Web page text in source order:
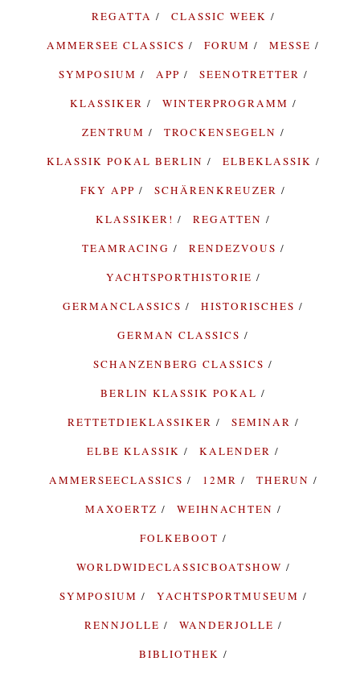
REGATTA
CLASSIC WEEK
AMMERSEE CLASSICS
FORUM
MESSE
SYMPOSIUM
APP
SEENOTRETTER
KLASSIKER
WINTERPROGRAMM
ZENTRUM
TROCKENSEGELN
KLASSIK POKAL BERLIN
ELBEKLASSIK
FKY APP
SCHÄRENKREUZER
KLASSIKER!
REGATTEN
TEAMRACING
RENDEZVOUS
YACHTSPORTHISTORIE
GERMANCLASSICS
HISTORISCHES
GERMAN CLASSICS
SCHANZENBERG CLASSICS
BERLIN KLASSIK POKAL
RETTETDIEKLASSIKER
SEMINAR
ELBE KLASSIK
KALENDER
AMMERSEECLASSICS
12MR
THERUN
MAXOERTZ
WEIHNACHTEN
FOLKEBOOT
WORLDWIDECLASSICBOATSHOW
SYMPOSIUM
YACHTSPORTMUSEUM
RENNJOLLE
WANDERJOLLE
BIBLIOTHEK